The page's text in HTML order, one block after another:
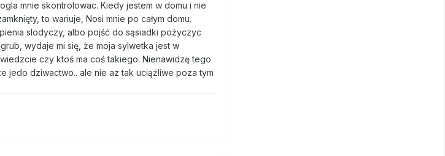
mnie skontrolowac. Kiedy jestem w domu i nie
to wariuje, Nosi mnie po całym domu.
slodyczy, albo pojść do sąsiadki pożyczyc
wydaje mi się, że moja sylwetka jest w
czy ktoś ma coś takiego. Nienawidzę tego
jedo dziwactwo.. ale nie az tak uciążliwe poza tym